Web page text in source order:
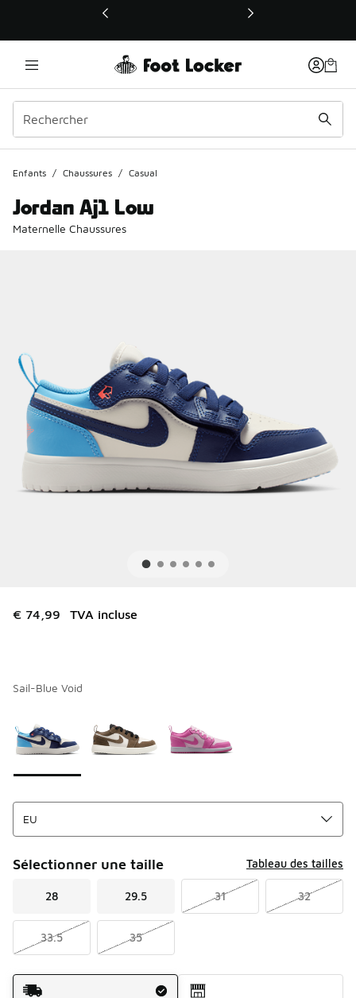
Ce lien ouvrira une nouvelle fenêtre
Enfants / Chaussures / Casual
Jordan Aj1 Low
Maternelle Chaussures
€ 74,99 TVA incluse
Sail-Blue Void
Sélectionner une taille Tableau des tailles
28 29.5 31 32
33.5 35
Mode d'expédition